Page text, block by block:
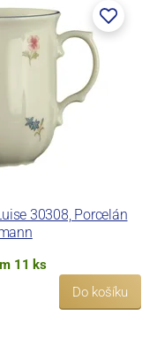
30308, Porcelán
11 ks
Do košíku